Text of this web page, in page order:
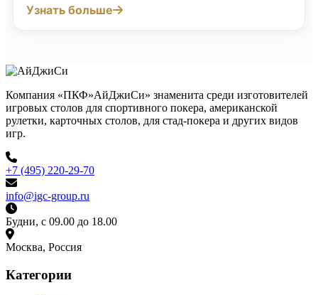
Узнать больше
Компания «ПКФ»АйДжиСи» знаменита среди изготовителей
игровых столов для спортивного покера, американской
рулетки, карточных столов, для стад-покера и других видов
игр.
+7 (495) 220-29-70
info@igc-group.ru
Будни, с 09.00 до 18.00
Москва, Россия
Категории